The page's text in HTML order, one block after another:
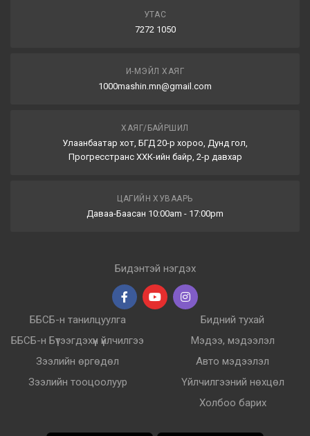
УТАС
7272 1050
И-МЭЙЛ ХАЯГ
1000mashin.mn@gmail.com
ХАЯГ/БАЙРШИЛ
Улаанбаатар хот, БГД 20-р хороо, Дунд гол,
Прогресстранс ХХК-ийн байр, 2-р давхар
ЦАГИЙН ХУВААРЬ
Даваа-Баасан 10:00am - 17:00pm
Бидэнтэй нэгдэх
ББСБ-н танилцуулга
ББСБ-н Бүтээгдэхүүн үйлчилгээ
Зээлийн өргөдөл
Зээлийн тооцоолуур
Бидний тухай
Мэдээ, мэдээлэл
Авто мэдээлэл
Үйлчилгээний нөхцөл
Холбоо барих